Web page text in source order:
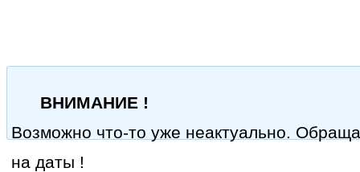
ВНИМАНИЕ !
Возможно что-то уже неактуально.
на даты !